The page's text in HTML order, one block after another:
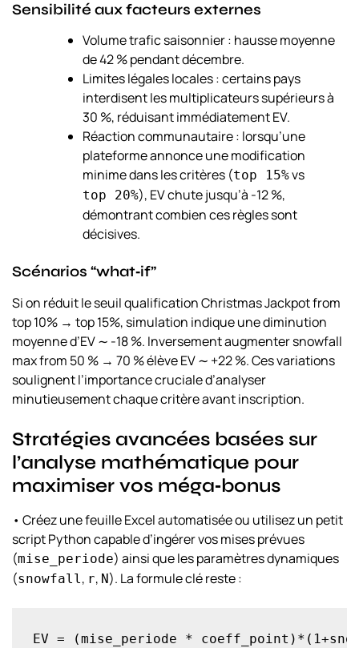
Sensibilité aux facteurs externes
Volume trafic saisonnier : hausse moyenne
de 42 % pendant décembre.
Limites légales locales : certains pays
interdisent les multiplicateurs supérieurs à
30 %, réduisant immédiatement EV.
Réaction communautaire : lorsqu’une
plateforme annonce une modification
minime dans les critères (top 15%vs
top 20%), EV chute jusqu’à -12 %,
démontrant combien ces règles sont
décisives.
Scénarios “what‑if”
Si on réduit le seuil qualification Christmas Jackpot from
top 10% → top 15%, simulation indique une diminution
moyenne d’EV ∼ -18 %. Inversement augmenter snow­fall
max from 50 % → 70 % élève EV ∼ +22 %. Ces variations
soulignent l’importance cruciale d’analyser
minutieusement chaque critère avant inscription.
Stratégies avancées basées sur
l’analyse mathématique pour
maximiser vos méga‑bonus
• Créez une feuille Excel automatisée ou utilisez un petit
script Python capable d’ingérer vos mises prévues
(mise_periode) ainsi que les paramètres dynamiques
(snowfall, r, N). La formule clé reste :